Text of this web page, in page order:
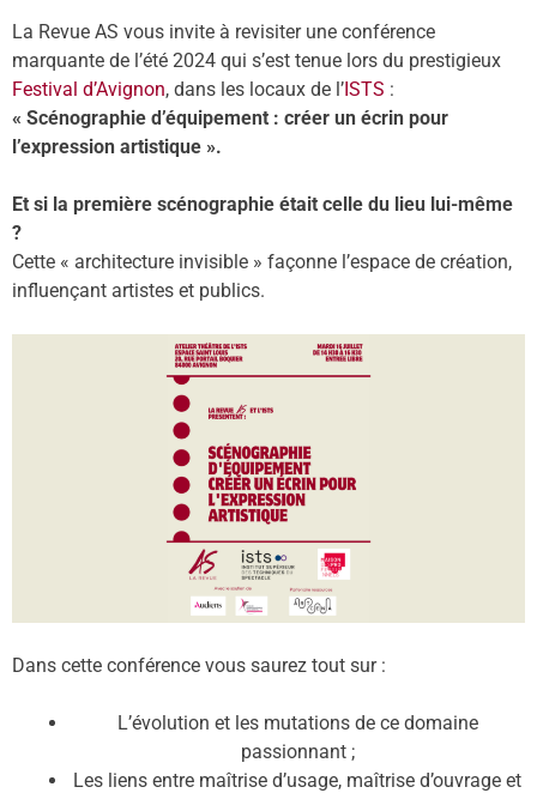
La Revue AS vous invite à revisiter une conférence
marquante de l’été 2024 qui s’est tenue lors du prestigieux
Festival d’Avignon, dans les locaux de l’ISTS :
« Scénographie d’équipement : créer un écrin pour
l’expression artistique ».
Et si la première scénographie était celle du lieu lui-même
?
Cette « architecture invisible » façonne l’espace de création,
influençant artistes et publics.
Dans cette conférence vous saurez tout sur :
L’évolution et les mutations de ce domaine
passionnant ;
Les liens entre maîtrise d’usage, maîtrise d’ouvrage et